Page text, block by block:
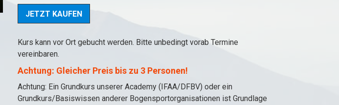
Kurs kann vor Ort gebucht werden. Bitte unbedingt vorab Termine
vereinbaren.
Achtung: Gleicher Preis bis zu 3 Personen!
Achtung: Ein Grundkurs unserer Academy (IFAA/DFBV) oder ein
Grundkurs/Basiswissen anderer Bogensportorganisationen ist Grundlage